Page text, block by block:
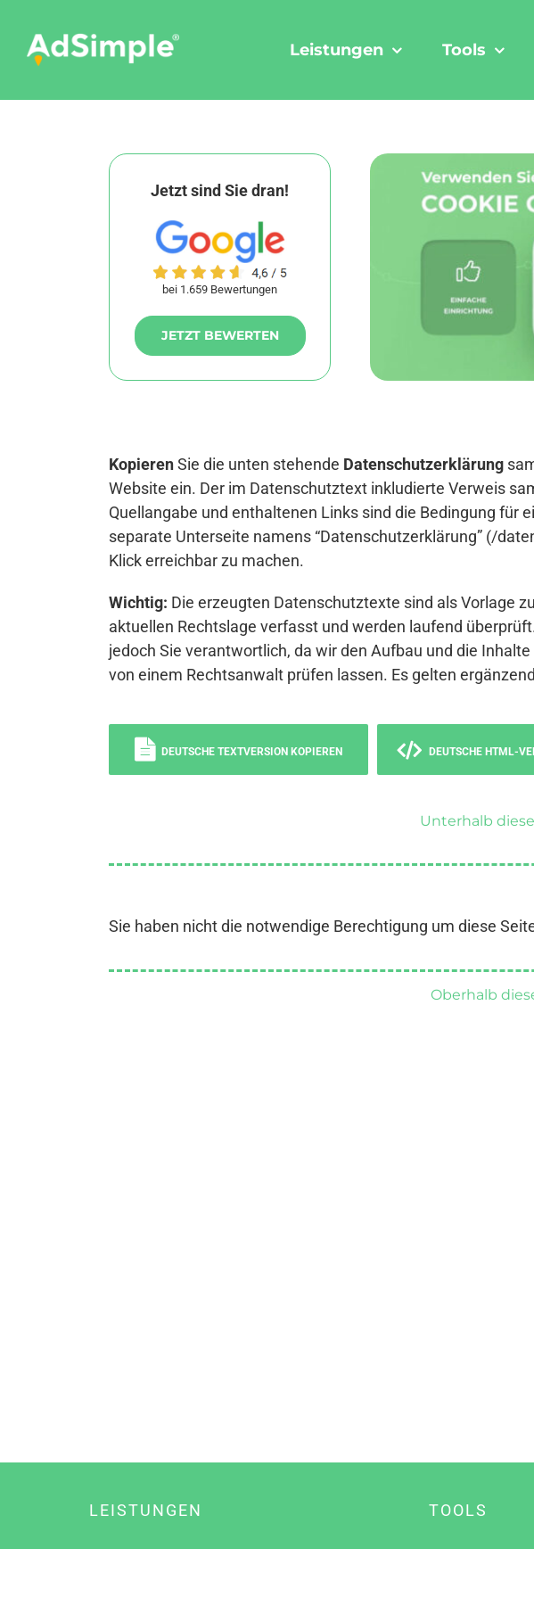
content
Leistungen Tools
Jetzt sind Sie dran!
bei 1.659 Bewertungen
JETZT BEWERTEN
KopierenSie die unten stehende Datenschutzerklärung
Website ein. Der im Datenschutztext inkludierte Verweis
Quellangabe und enthaltenen Links sind die Bedingung für
separate Unterseite namens “Datenschutzerklärung” (/
Klick erreichbar zu machen.
Wichtig: Die erzeugten Datenschutztexte sind als Vorlage
aktuellen Rechtslage verfasst und werden laufend
jedoch Sie verantwortlich, da wir den Aufbau und die
von einem Rechtsanwalt prüfen lassen. Es gelten
DEUTSCHE TEXTVERSION KOPIEREN DEUTSCHE HTML-
Unterhalb
Sie haben nicht die notwendige Berechtigung um diese
Oberhalb
LEISTUNGEN TOOLS